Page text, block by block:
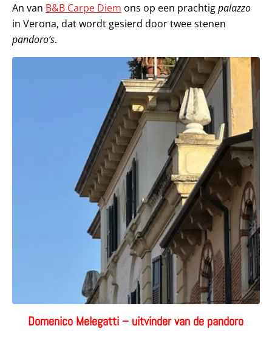
An van B&B Carpe Diem ons op een prachtigpalazzo
in Verona, dat wordt gesierd door twee stenen
pandoro’s.
Domenico Melegatti – uitvinder van de pandoro